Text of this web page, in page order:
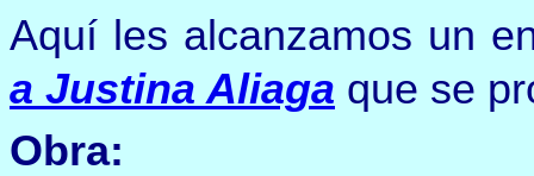
Aquí les alcanzamos un
a Justina Aliaga que se
Obra: